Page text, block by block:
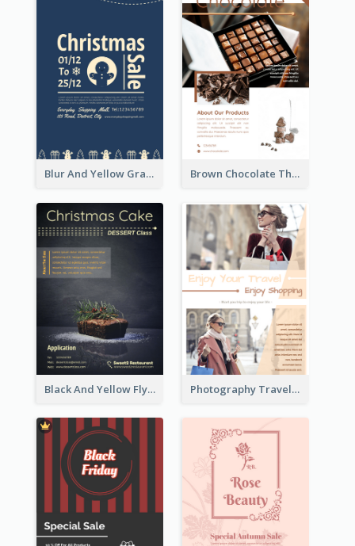
Blur And Yellow Graphic Flyer Design For Christmas Sale Brown Chocolate Theme Flyer With Photos
Black And Yellow Flyer Of Desert Class Photography Travelling Promotional Flyer